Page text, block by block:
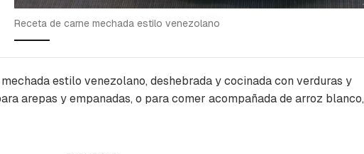
Receta de carne mechada estilo venezolano
estilo venezolano, deshebrada y cocinada con verduras y
arepas y empanadas, o para comer acompañada de arroz blanco,